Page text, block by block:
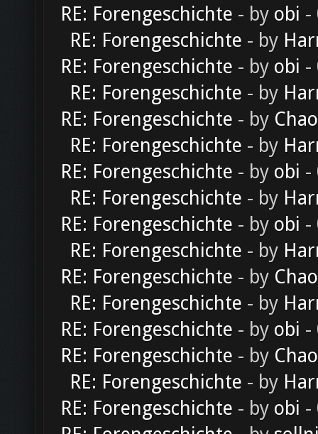
RE: Forengeschichte - by obi -
RE: Forengeschichte - by
RE: Forengeschichte - by obi -
RE: Forengeschichte - by
RE: Forengeschichte - by
RE: Forengeschichte - by
RE: Forengeschichte - by obi -
RE: Forengeschichte - by
RE: Forengeschichte - by obi -
RE: Forengeschichte - by
RE: Forengeschichte - by
RE: Forengeschichte - by
RE: Forengeschichte - by obi -
RE: Forengeschichte - by
RE: Forengeschichte - by
RE: Forengeschichte - by obi -